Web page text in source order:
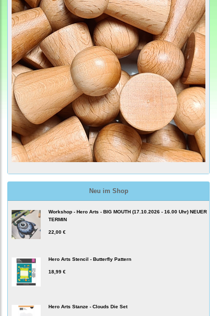
Neu im Shop
Workshop - Hero Arts - BIG MOUTH (17.10.2026 - 16.00 Uhr) NEUER
TERMIN
22,00 €
Hero Arts Stencil - Butterfly Pattern
18,99 €
Hero Arts Stanze - Clouds Die Set